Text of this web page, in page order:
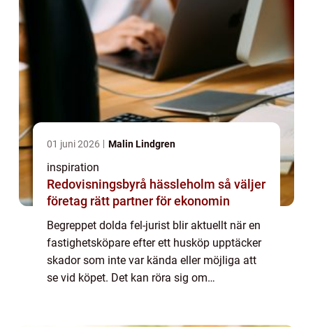
01 juni 2026 Malin Lindgren
inspiration
Redovisningsbyrå hässleholm så väljer
företag rätt partner för ekonomin
Begreppet dolda fel-jurist blir aktuellt när en
fastighetsköpare efter ett husköp upptäcker
skador som inte var kända eller möjliga att
se vid köpet. Det kan röra sig om